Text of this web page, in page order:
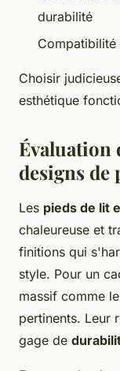
durabilité
Choisir
esthétique
Évaluation
designs de
Les pieds de lit
chaleureuse et
finitions qui
style. Pour un
massif comme
pertinents. Leur
gage de